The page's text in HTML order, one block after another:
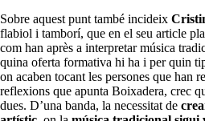
Sobre aquest punt també incideix
flabiol i tamborí, que en el seu article
com han après a interpretar música
quina oferta formativa hi ha i per quin
on acaben tocant les persones que han
reflexions que apunta Boixadera, crec
dues. D’una banda, la necessitat de